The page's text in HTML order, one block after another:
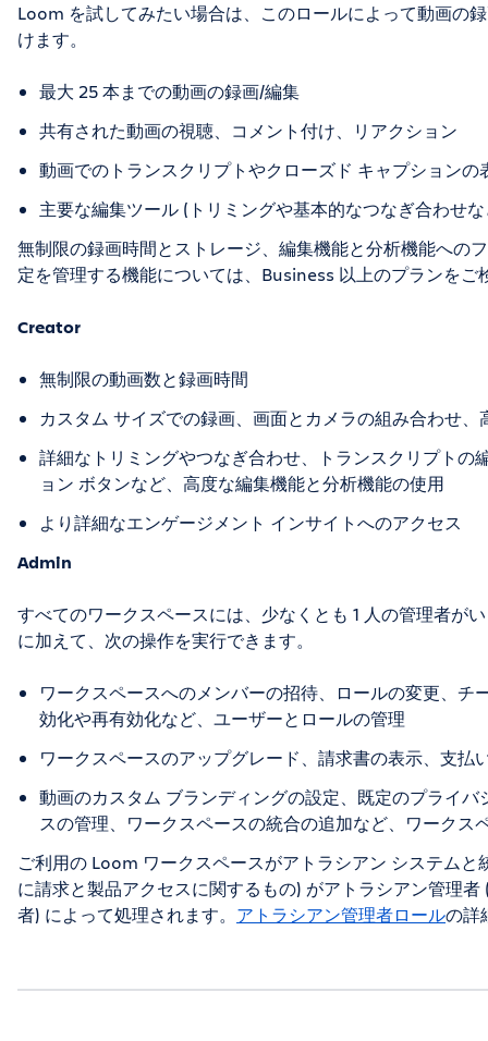
Loom を試してみたい場合は、このロールによって動画の
けます。
最大 25 本までの動画の録画/編集
共有された動画の視聴、コメント付け、リアクション
動画でのトランスクリプトやクローズド キャプションの
主要な編集ツール (トリミングや基本的なつなぎ合わせ
無制限の録画時間とストレージ、編集機能と分析機能への
定を管理する機能については、Business 以上のプランをご
Creator
無制限の動画数と録画時間
カスタム サイズでの録画、画面とカメラの組み合わせ
詳細なトリミングやつなぎ合わせ、トランスクリプトの
ョン ボタンなど、高度な編集機能と分析機能の使用
より詳細なエンゲージメント インサイトへのアクセス
Admin
すべてのワークスペースには、少なくとも 1 人の管理者が
に加えて、次の操作を実行できます。
ワークスペースへのメンバーの招待、ロールの変更、
効化や再有効化など、ユーザーとロールの管理
ワークスペースのアップグレード、請求書の表示、支払
動画のカスタム ブランディングの設定、既定のプライ
スの管理、ワークスペースの統合の追加など、ワークス
ご利用の Loom ワークスペースがアトラシアン システム
に請求と製品アクセスに関するもの) がアトラシアン管理
者) によって処理されます。 アトラシアン管理者ロールの詳